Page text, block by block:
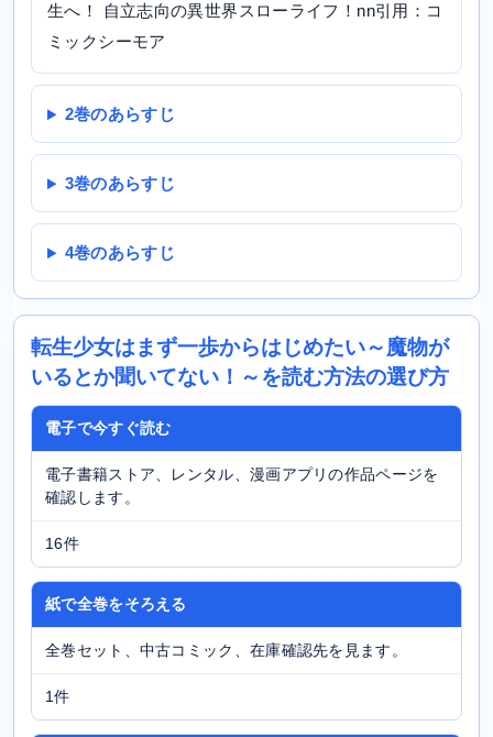
生へ！ 自立志向の異世界スローライフ！nn引用：コ
ミックシーモア
2巻のあらすじ
3巻のあらすじ
4巻のあらすじ
転生少女はまず一歩からはじめたい～魔物が
いるとか聞いてない！～を読む方法の選び方
電子で今すぐ読む
電子書籍ストア、レンタル、漫画アプリの作品ページを
確認します。
16件
紙で全巻をそろえる
全巻セット、中古コミック、在庫確認先を見ます。
1件